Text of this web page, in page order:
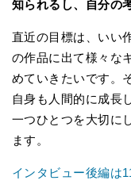
知られるし、自分の
直近の目標は、いい
の作品に出て様々な
めていきたいです。
自身も人間的に成長
一つひとつを大切に
ます。
インタビュー後編は